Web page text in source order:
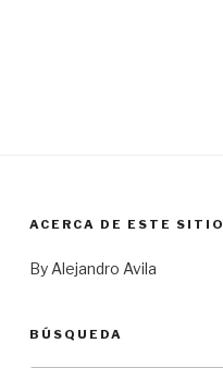
ACERCA DE ESTE SITIO
By Alejandro Avila
BÚSQUEDA